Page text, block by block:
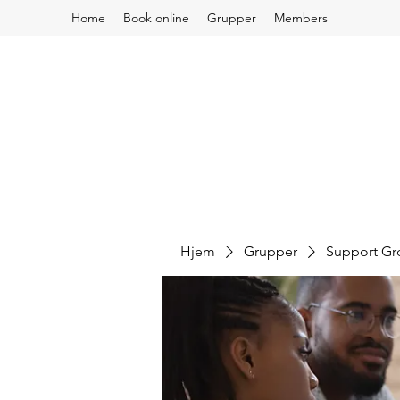
Home Book online Grupper Members
Hjem Grupper Support